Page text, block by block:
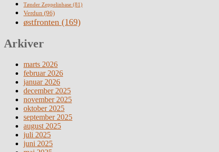
Tønder Zeppelinbase (81)
Verdun (96)
østfronten (169)
Arkiver
marts 2026
februar 2026
januar 2026
december 2025
november 2025
oktober 2025
september 2025
august 2025
juli 2025
juni 2025